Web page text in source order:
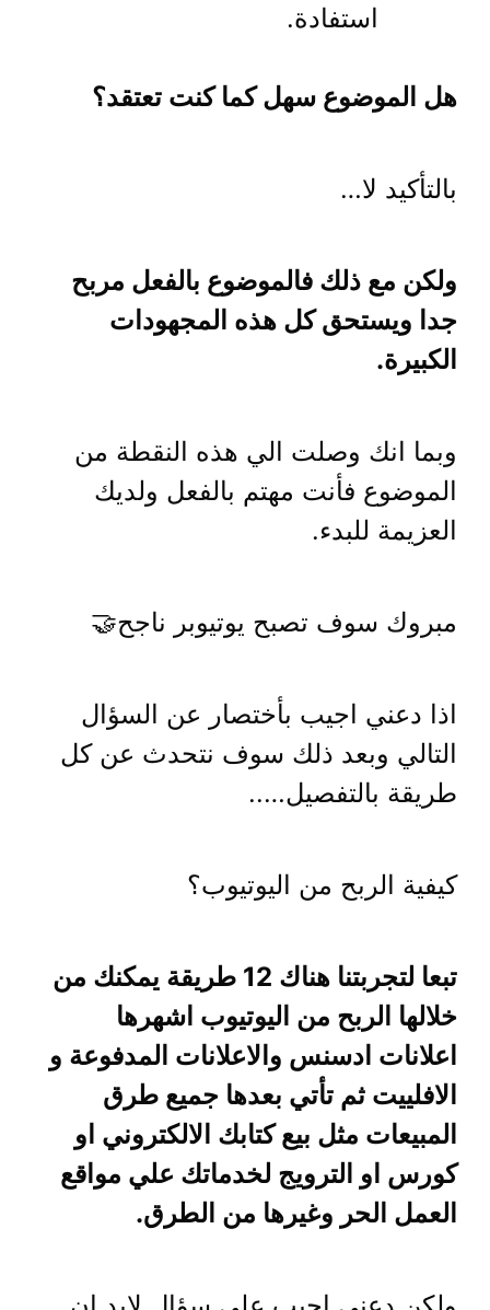
استفادة.
هل الموضوع سهل كما كنت تعتقد؟
بالتأكيد لا…
ولكن مع ذلك فالموضوع بالفعل مربح
جدا ويستحق كل هذه المجهودات
الكبيرة.
وبما انك وصلت الي هذه النقطة من
الموضوع فأنت مهتم بالفعل ولديك
العزيمة للبدء.
مبروك سوف تصبح يوتيوبر ناجح🤝
اذا دعني اجيب بأختصار عن السؤال
التالي وبعد ذلك سوف نتحدث عن كل
طريقة بالتفصيل…..
كيفية الربح من اليوتيوب؟
تبعا لتجربتنا هناك 12 طريقة يمكنك من
خلالها الربح من اليوتيوب اشهرها
اعلانات ادسنس والاعلانات المدفوعة و
الافلييت ثم تأتي بعدها جميع طرق
المبيعات مثل بيع كتابك الالكتروني او
كورس او الترويج لخدماتك علي مواقع
العمل الحر وغيرها من الطرق.